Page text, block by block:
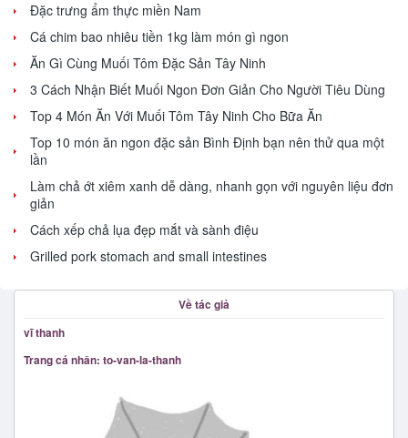
Đặc trưng ẩm thực miền Nam
Cá chim bao nhiêu tiền 1kg làm món gì ngon
Ăn Gì Cùng Muối Tôm Đặc Sản Tây Ninh
3 Cách Nhận Biết Muối Ngon Đơn Giản Cho Người Tiêu Dùng
Top 4 Món Ăn Với Muối Tôm Tây Ninh Cho Bữa Ăn
Top 10 món ăn ngon đặc sản Bình Định bạn nên thử qua một
lần
Làm chả ớt xiêm xanh dễ dàng, nhanh gọn với nguyên liệu đơn
giản
Cách xếp chả lụa đẹp mắt và sành điệu
Grilled pork stomach and small intestines
Về tác giả
vĩ thanh
Trang cá nhân: to-van-la-thanh